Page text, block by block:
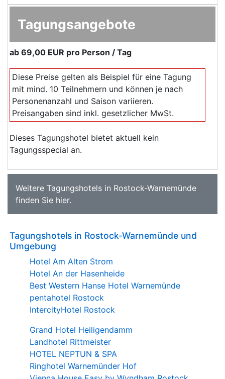
Tagungsangebote
ab 69,00 EUR pro Person / Tag
Diese Preise gelten als Beispiel für eine Tagung
mit mind. 10 Teilnehmern und können je nach
Personenanzahl und Saison variieren.
Preisangaben sind inkl. gesetzlicher MwSt.
Dieses Tagungshotel bietet aktuell kein
Tagungsspecial an.
Weitere Tagungshotels in Rostock-Warnemünde
finden Sie hier.
Tagungshotels in Rostock-Warnemünde und
Umgebung
Hotel Am Alten Strom
Hotel An der Hasenheide
Best Western Hanse Hotel Warnemünde
pentahotel Rostock
IntercityHotel Rostock
Grand Hotel Heiligendamm
Landhotel Rittmeister
HOTEL NEPTUN & SPA
Ringhotel Warnemünder Hof